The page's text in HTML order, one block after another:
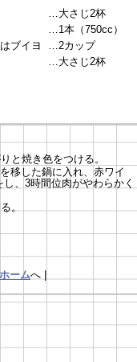
ブイヨ
…大さじ2杯
…1本（750cc）
…2カップ
…大さじ2杯
と焼き色をつける。
移した鍋に入れ、赤ワイ
、3時間位肉がやわらかく
。
ホームへ |